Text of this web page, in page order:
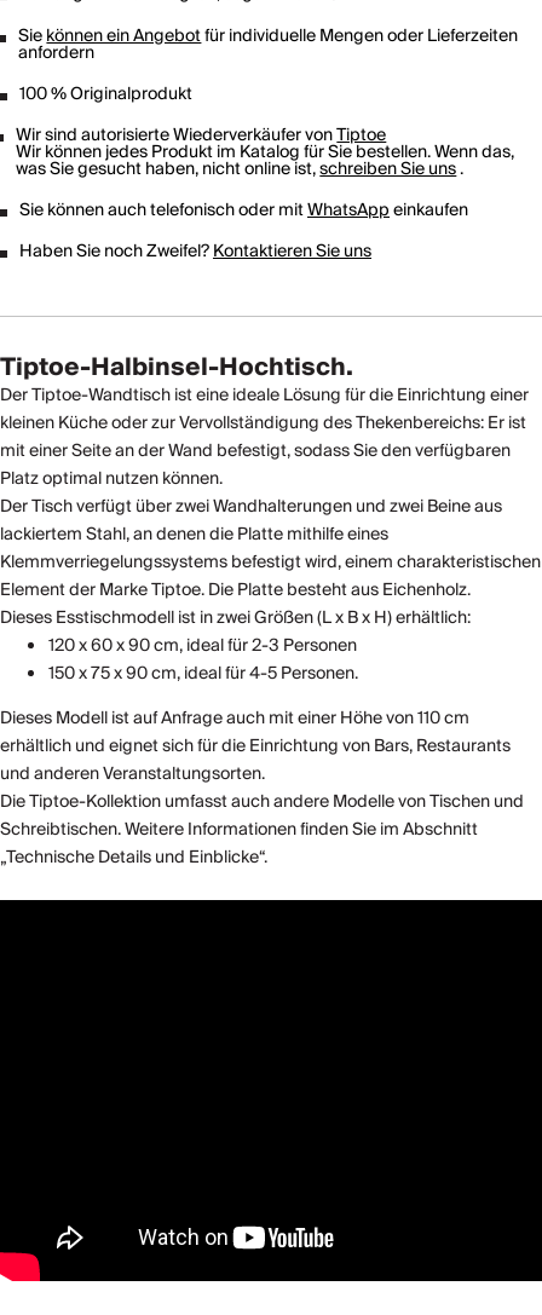
Siekönnen ein Angebotfür individuelle Mengen oder Lieferzeiten
anfordern
100 % Originalprodukt
Wir sind autorisierte Wiederverkäufer vonTiptoe
Wir können jedes Produkt im Katalog für Sie bestellen. Wenn das,
was Sie gesucht haben, nicht online ist,schreiben Sie uns.
Sie können auch telefonisch oder mitWhatsAppeinkaufen
Haben Sie noch Zweifel?Kontaktieren Sie uns
Tiptoe-Halbinsel-Hochtisch.
Der Tiptoe-Wandtisch ist eine ideale Lösung für die Einrichtung einer
kleinen Küche oder zur Vervollständigung des Thekenbereichs: Er ist
mit einer Seite an der Wand befestigt, sodass Sie den verfügbaren
Platz optimal nutzen können.
Der Tisch verfügt über zwei Wandhalterungen und zwei Beine aus
lackiertem Stahl, an denen die Platte mithilfe eines
Klemmverriegelungssystems befestigt wird, einem charakteristischen
Element der Marke Tiptoe. Die Platte besteht aus Eichenholz.
Dieses Esstischmodell ist in zwei Größen (L x B x H) erhältlich:
120 x 60 x 90 cm, ideal für 2-3 Personen
150 x 75 x 90 cm, ideal für 4-5 Personen.
Dieses Modell ist auf Anfrage auch mit einer Höhe von 110 cm
erhältlich und eignet sich für die Einrichtung von Bars, Restaurants
und anderen Veranstaltungsorten.
Die Tiptoe-Kollektion umfasst auch andere Modelle von Tischen und
Schreibtischen. Weitere Informationen finden Sie im Abschnitt
„Technische Details und Einblicke“.